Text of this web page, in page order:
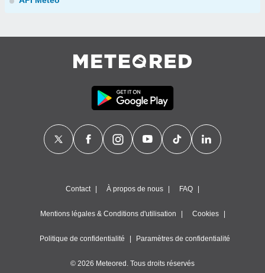
Contact À propos de nous FAQ
Mentions légales & Conditions d'utilisation Cookies
Politique de confidentialité Paramètres de confidentialité
© 2026 Meteored. Tous droits réservés